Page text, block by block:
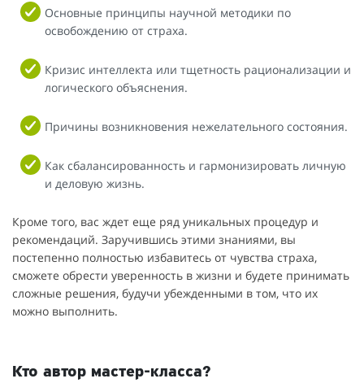
Основные принципы научной методики по
освобождению от страха.
Кризис интеллекта или тщетность рационализации и
логического объяснения.
Причины возникновения нежелательного состояния.
Как сбалансированность и гармонизировать личную
и деловую жизнь.
Кроме того, вас ждет еще ряд уникальных процедур и
рекомендаций. Заручившись этими знаниями, вы
постепенно полностью избавитесь от чувства страха,
сможете обрести уверенность в жизни и будете принимать
сложные решения, будучи убежденными в том, что их
можно выполнить.
Кто автор мастер-класса?